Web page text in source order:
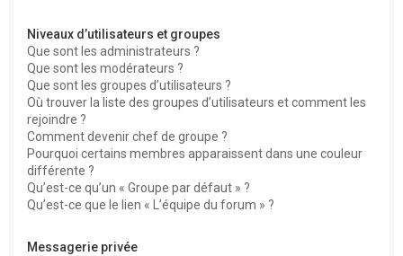
Niveaux d’utilisateurs et groupes
Que sont les administrateurs ?
Que sont les modérateurs ?
Que sont les groupes d’utilisateurs ?
Où trouver la liste des groupes d’utilisateurs et comment les
rejoindre ?
Comment devenir chef de groupe ?
Pourquoi certains membres apparaissent dans une couleur
différente ?
Qu’est-ce qu’un « Groupe par défaut » ?
Qu’est-ce que le lien « L’équipe du forum » ?
Messagerie privée